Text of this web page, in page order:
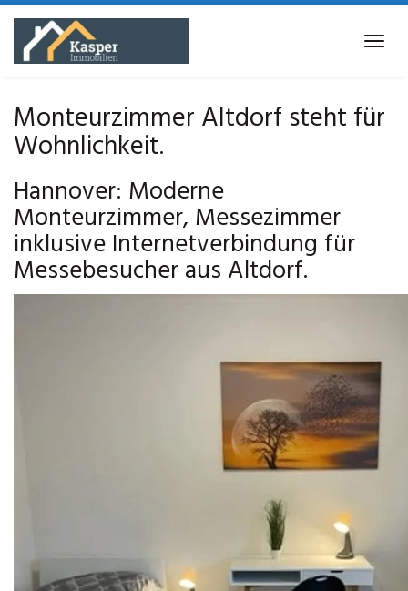
Skip
main
Monteurzimmer Altdorf steht für
Wohnlichkeit.
Hannover: Moderne
Monteurzimmer, Messezimmer
inklusive Internetverbindung für
Messebesucher aus Altdorf.